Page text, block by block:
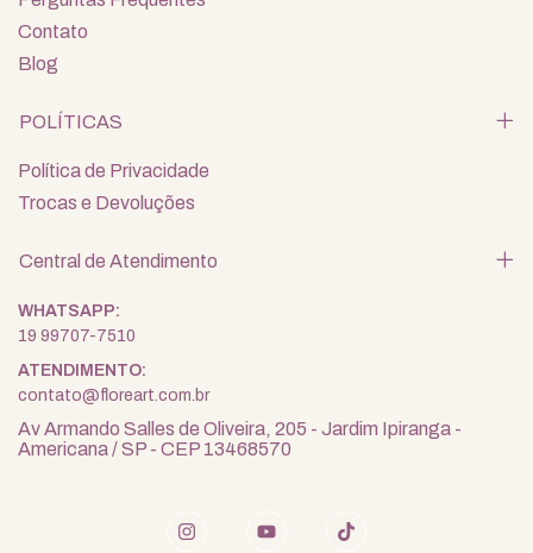
Contato
Blog
POLÍTICAS
Política de Privacidade
Trocas e Devoluções
Central de Atendimento
19 99707-7510
contato@floreart.com.br
Av Armando Salles de Oliveira, 205 - Jardim Ipiranga -
Americana / SP - CEP 13468570